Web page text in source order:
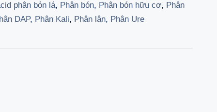
phân bón lá, Phân bón, Phân bón hữu cơ, Phân
DAP, Phân Kali, Phân lân, Phân Ure